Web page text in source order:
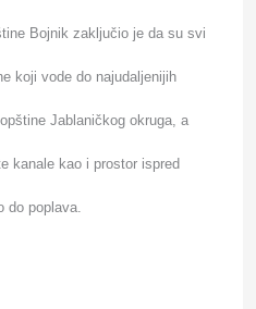
Bojnik zaključio je da su svi
koji vode do najudaljenijih
Jablaničkog okruga, a
kanale kao i prostor ispred
do poplava.